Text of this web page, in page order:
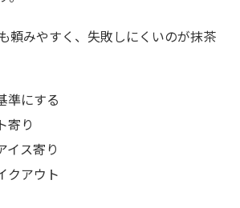
頼みやすく、失敗しにくいのが抹茶
準にする
寄り
イス寄り
クアウト